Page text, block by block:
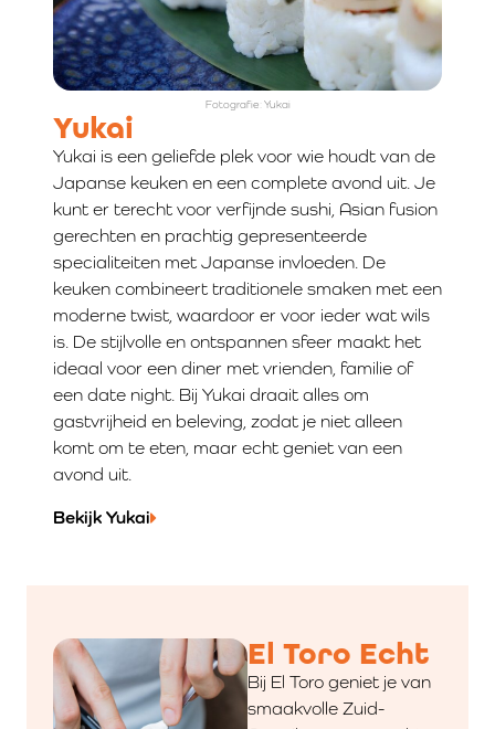
Fotografie: Yukai
Yukai
Yukai is een geliefde plek voor wie houdt van de
Japanse keuken en een complete avond uit. Je
kunt er terecht voor verfijnde sushi, Asian fusion
gerechten en prachtig gepresenteerde
specialiteiten met Japanse invloeden. De
keuken combineert traditionele smaken met een
moderne twist, waardoor er voor ieder wat wils
is. De stijlvolle en ontspannen sfeer maakt het
ideaal voor een diner met vrienden, familie of
een date night. Bij Yukai draait alles om
gastvrijheid en beleving, zodat je niet alleen
komt om te eten, maar echt geniet van een
avond uit.
Bekijk Yukai
El Toro Echt
Bij El Toro geniet je van
smaakvolle Zuid-